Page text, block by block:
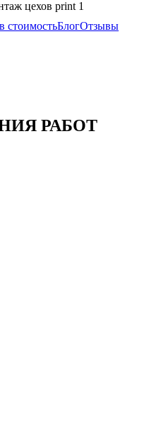
стоимостьБлогОтзывы
РАБОТ